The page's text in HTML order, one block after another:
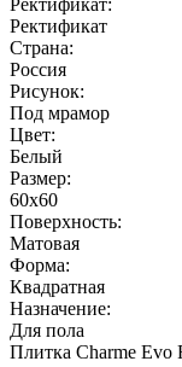
Ректификат
Страна:
Россия
Рисунок:
Под мрамор
Цвет:
Белый
Размер:
60x60
Поверхность:
Матовая
Форма:
Квадратная
Назначение:
Для пола
Плитка Charme Evo